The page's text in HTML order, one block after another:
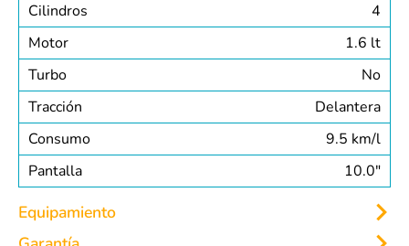
Cilindros
4
Motor
1.6 lt
Turbo
No
Tracción
Delantera
Consumo
9.5 km/l
Pantalla
10.0″
Equipamiento